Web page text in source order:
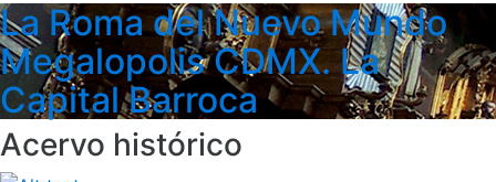
La Roma del Nuevo Mundo
Megalopolis CDMX. La
Capital Barroca
Acervo histórico